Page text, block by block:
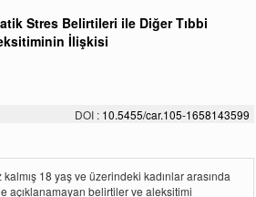
Stres Belirtileri ile Diğer Tıbbi
İlişkisi
DOI : 10.5455/car.105-1658143599
18 yaş ve üzerindeki kadınlar arasında
açıklanamayan belirtiler ve aleksitimi